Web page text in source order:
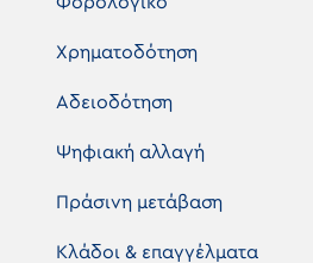
Χρηματοδότηση
Αδειοδότηση
Ψηφιακή αλλαγή
Πράσινη μετάβαση
Κλάδοι & επαγγέλματα